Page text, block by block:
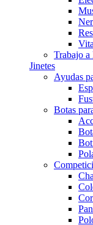
Trabajo a
Jinetes
Ayudas
Botas